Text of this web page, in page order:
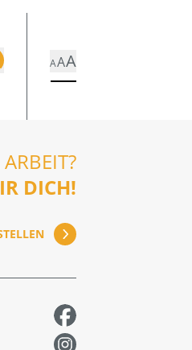
AAA
DICH!